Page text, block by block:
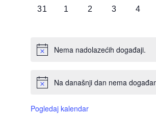
0
31
0
1
0
2
0
3
0
4
Nema nadolazećih događaji.
Na današnji dan nema
Pogledaj kalendar